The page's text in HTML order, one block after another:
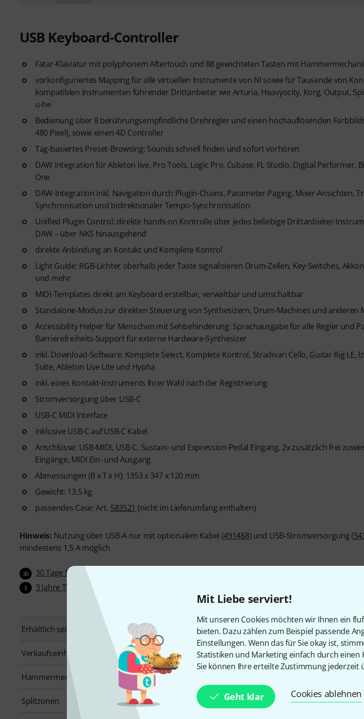
Mit Liebe serviert!
Mit unseren Cookies möchten wir Ihnen ein
bieten. Dazu zählen zum Beispiel passende
Einstellungen. Wenn das für Sie okay ist,
Statistiken und Marketing einfach durch einen
Sie können Ihre erteilte Zustimmung jederzeit
Geht klar Cookies ablehnen
USB Keyboard-Controller
Fatar-Klaviatur mit polyphonem Aftertouch und 88 gewichteten Tasten mit
vorkonfiguriertes Mapping für alle virtuellen Instrumente von NI sowie für Tausende von
kompatiblen Instrumenten führender Drittanbieter wie Arturia, Heavyocity, Korg, Output,
u-he
Bedienung über 8 berührungsempfindliche Drehregler und einen hochauflösenden
480 Pixel), sowie einen 4D Controller
Tag-basiertes Preset-Browsing: Sounds schnell finden und sofort vorhören
DAW Integration für Ableton live, Pro Tools, Logic Pro, Cubase, FL Studio, Digital Performer,
One
DAW-Integration inkl. Navigation durch Plugin-Chains, Parameter-Paging, Mixer-Ansichten,
Synchronisation und bidirektionaler Tempo-Synchronisation
Unified Plugin Control: direkte hands-on Kontrolle über jedes beliebige Drittanbieter-
DAW – über NKS hinausgehend
direkte Anbindung an Kontakt und Komplete Kontrol
Light Guide: RGB-Lichter oberhalb jeder Taste signalisieren Drum-Zellen, Key-Switches,
und mehr
MIDI-Templates direkt am Keyboard erstellbar, verwaltbar und umschaltbar
Standalone-Modus zur direkten Steuerung von Synthesizern, Drum-Machines und anderen
Accessibility Helper für Menschen mit Sehbehinderung: Sprachausgabe für alle Regler und
Barrierefreiheits-Support für externe Hardware-Synthesizer
inkl. Download-Software: Komplete Select, Komplete Kontrol, Stradivari Cello, Guitar Rig LE,
Suite, Ableton Live Lite und Hypha
inkl. eines Kontakt-Instruments Ihrer Wahl nach der Registrierung
Stromversorgung über USB-C
USB-C MIDI Interface
inklusive USB-C auf USB-C Kabel
Anschlüsse: USB-MIDI, USB-C, Sustain- und Expression-Pedal Eingang, 2x zusätzlich frei
Eingänge, MIDI Ein- und Ausgang
Abmessungen (B x T x H): 1353 x 347 x 120 mm
Gewicht: 13,5 kg
passendes Case: Art. 583521 (nicht im Lieferumfang enthalten)
Hinweis: Nutzung über USB-A nur mit optionalem Kabel (491488) und USB-Stromversorgung (
mindestens 1,5 A möglich
30 30 Tage Money-Back-Garantie
3 3 Jahre Thomann Garantie
Erhältlich seit Oktober 2023 Artikelnummer
Verkaufseinheit 1 Stück Anzahl der Tasten
Hammermechanik
Splitzonen 2 Layerfunktion